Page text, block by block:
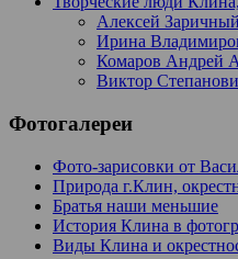
Алексей Заричный
Ирина
Комаров Андрей
Виктор
Фотогалереи
Фото-зарисовки от
Природа г.Клин,
Братья наши меньшие
История Клина в
Виды Клина и